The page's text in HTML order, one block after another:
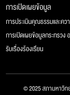
การเปิดเผยข้อมูล
การประเมินคุณธรรมและคว
การเปิดเผยข้อมูลกระทรวง
รับเรื่องร้องเรียน
© 2025 สภามหาวิท